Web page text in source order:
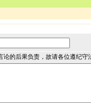
论的后果负责，故请各位遵纪守